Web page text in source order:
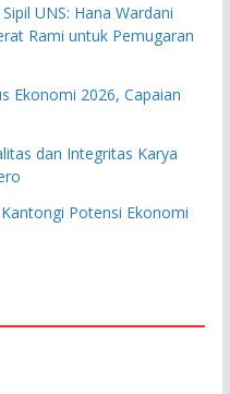
UNS: Hana Wardani
Rami untuk Pemugaran
Ekonomi 2026, Capaian
dan Integritas Karya
Potensi Ekonomi